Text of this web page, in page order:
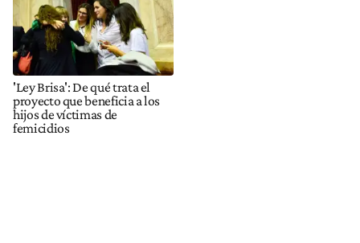
'Ley Brisa': De qué trata el
proyecto que beneficia a los
hijos de víctimas de
femicidios